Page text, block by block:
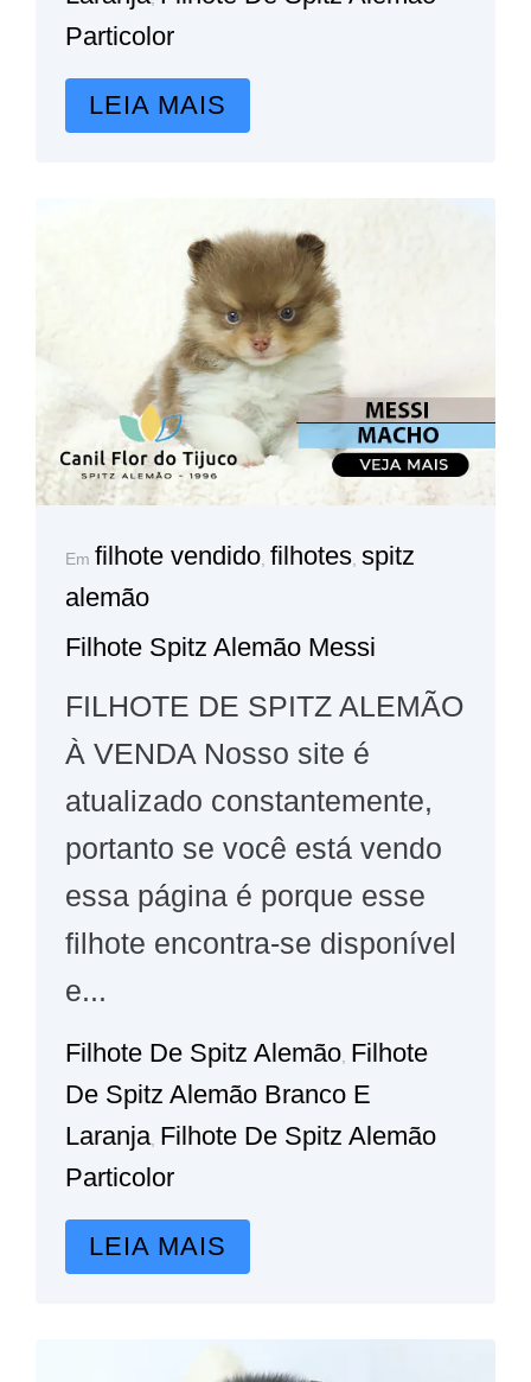
Particolor
LEIA MAIS
Em filhote vendido filhotes spitz
alemão
Filhote Spitz Alemão Messi
FILHOTE DE SPITZ ALEMÃO
À VENDA Nosso site é
atualizado constantemente,
portanto se você está vendo
essa página é porque esse
filhote encontra-se disponível
e...
Filhote De Spitz Alemão, Filhote
De Spitz Alemão Branco E
Laranja, Filhote De Spitz Alemão
Particolor
LEIA MAIS